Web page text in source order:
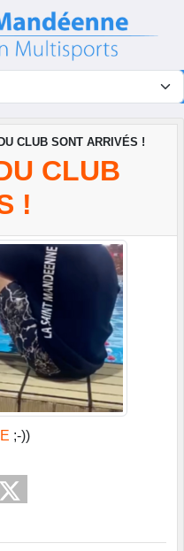
CLUB SONT ARRIVÉS !
CLUB
!
;-))